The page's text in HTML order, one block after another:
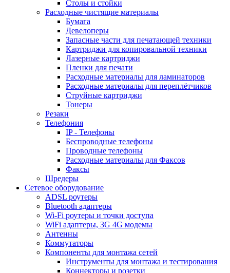
Столы и стойки
Расходные чистящие материалы
Бумага
Девелоперы
Запасные части для печатающей техники
Картриджи для копировальной техники
Лазерные картриджи
Пленки для печати
Расходные материалы для ламинаторов
Расходные материалы для переплётчиков
Струйные картриджи
Тонеры
Резаки
Телефония
IP - Телефоны
Беспроводные телефоны
Проводные телефоны
Расходные материалы для Факсов
Факсы
Шредеры
Сетевое оборудование
ADSL роутеры
Bluetooth адаптеры
Wi-Fi роутеры и точки доступа
WiFi адаптеры, 3G 4G модемы
Антенны
Коммутаторы
Компоненты для монтажа сетей
Инструменты для монтажа и тестирования
Коннекторы и розетки